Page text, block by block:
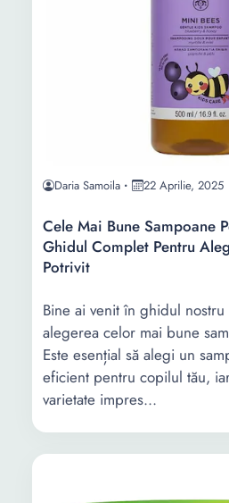
Daria Samoila 22 Aprilie, 2025
Cele Mai Bune Sampoane
Ghidul Complet Pentru
Potrivit
Bine ai venit în ghidul
alegerea celor mai bune
Este esențial să alegi un
eficient pentru copilul tău,
varietate impres...